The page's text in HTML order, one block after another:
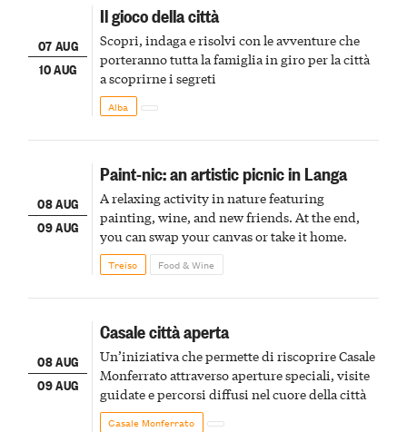
07 AUG
10 AUG
Il gioco della città
Scopri, indaga e risolvi con le avventure che
porteranno tutta la famiglia in giro per la città
a scoprirne i segreti
Alba
08 AUG
09 AUG
Paint-nic: an artistic picnic in Langa
A relaxing activity in nature featuring
painting, wine, and new friends. At the end,
you can swap your canvas or take it home.
Treiso Food & Wine
08 AUG
09 AUG
Casale città aperta
Un’iniziativa che permette di riscoprire Casale
Monferrato attraverso aperture speciali, visite
guidate e percorsi diffusi nel cuore della città
Casale Monferrato